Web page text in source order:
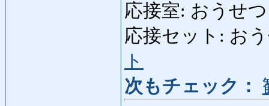
応接室: おうせ
応接セット: お
ト
次もチェック：